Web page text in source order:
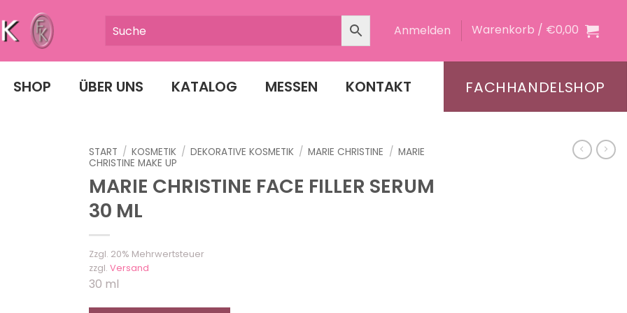
Anmelden Warenkorb / €0,00
SHOP ÜBER UNS KATALOG MESSEN KONTAKT FACHHANDELSHOP
START / KOSMETIK / DEKORATIVE KOSMETIK / MARIE CHRISTINE / MARIE
CHRISTINE MAKE UP
MARIE CHRISTINE FACE FILLER SERUM
30 ML
Zzgl. 20% Mehrwertsteuer
zzgl. Versand
30 ml